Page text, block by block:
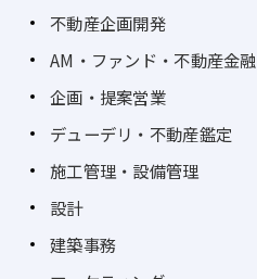
不動産企画開発
AM・ファンド・不動産金融
企画・提案営業
デューデリ・不動産鑑定
施工管理・設備管理
設計
建築事務